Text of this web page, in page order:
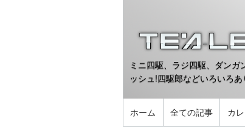
ミニ四駆、ラジ四駆、ダン
ッシュ!四駆郎などいろいろあ
ホーム 全ての記事 カ